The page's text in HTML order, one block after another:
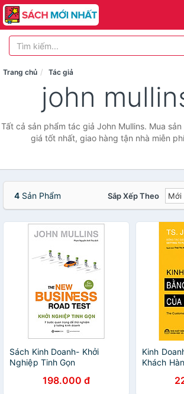
Trang chủ Tác giả
john
Tất cả sản phẩm tác giả John Mullins. Mua
giá tốt nhất, giao hàng tận nhà miễn
4 Sản Phẩm Sắp Xếp Theo
Sách Kinh Doanh- Khởi
Nghiệp Tinh Gọn
198.000 đ
Kinh
Khách